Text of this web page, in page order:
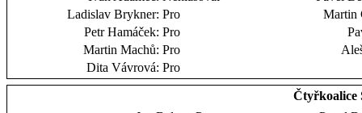
Ladislav Brykner: Pro
Martin
Petr Hamáček: Pro
Martin Machů: Pro
Dita Vávrová: Pro
Čtyřkoalice